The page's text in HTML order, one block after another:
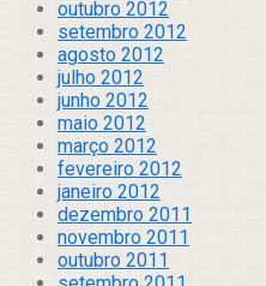
outubro 2012
setembro 2012
agosto 2012
julho 2012
junho 2012
maio 2012
março 2012
fevereiro 2012
janeiro 2012
dezembro 2011
novembro 2011
outubro 2011